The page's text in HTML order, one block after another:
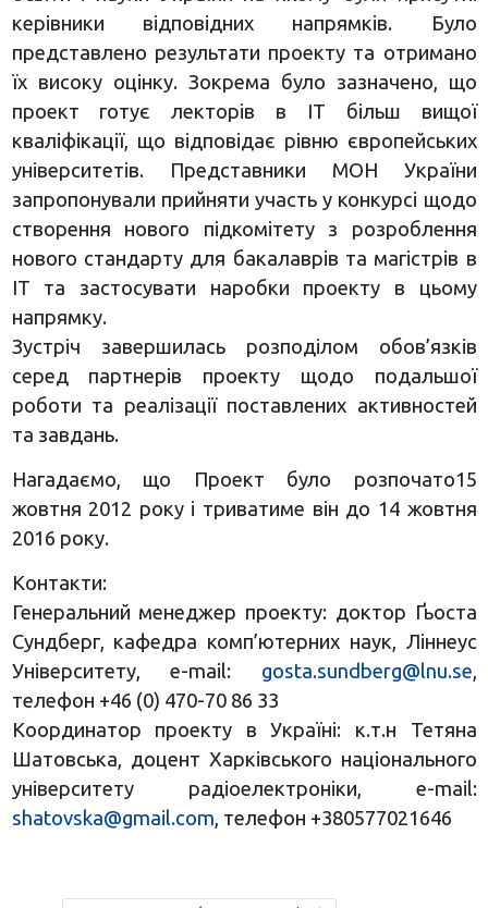
керівники відповідних напрямків. Було
представлено результати проекту та отримано
їх високу оцінку. Зокрема було зазначено, що
проект готує лекторів в ІТ більш вищої
кваліфікації, що відповідає рівню європейських
університетів. Представники МОН України
запропонували прийняти участь у конкурсі щодо
створення нового підкомітету з розроблення
нового стандарту для бакалаврів та магістрів в
ІТ та застосувати наробки проекту в цьому
напрямку.
Зустріч завершилась розподілом обов’язків
серед партнерів проекту щодо подальшої
роботи та реалізації поставлених активностей
та завдань.
Нагадаємо, що Проект було розпочато15
жовтня 2012 року і триватиме він до 14 жовтня
2016 року.
Контакти:
Генеральний менеджер проекту: доктор Ґьоста
Сундберг, кафедра комп’ютерних наук, Ліннеус
Університету, е-mail: gosta.sundberg@lnu.se,
телефон +46 (0) 470-70 86 33
Координатор проекту в Україні: к.т.н Тетяна
Шатовська, доцент Харківського національного
університету радіоелектроніки, e-mail:
shatovska@gmail.com, телефон +380577021646